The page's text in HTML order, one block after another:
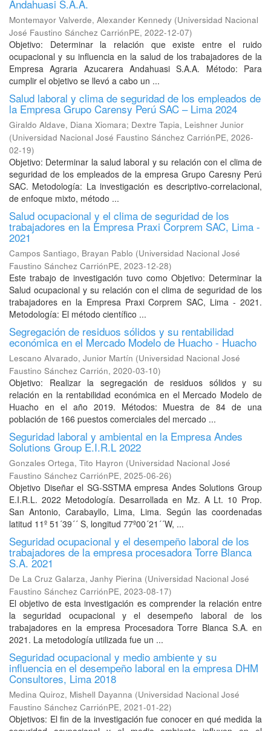
Andahuasi S.A.A.
Montemayor Valverde, Alexander Kennedy (Universidad Nacional
José Faustino Sánchez CarriónPE, 2022-12-07)
Objetivo: Determinar la relación que existe entre el ruido
ocupacional y su influencia en la salud de los trabajadores de la
Empresa Agraria Azucarera Andahuasi S.A.A. Método: Para
cumplir el objetivo se llevó a cabo un ...
Salud laboral y clima de seguridad de los empleados de
la Empresa Grupo Carensy Perú SAC – Lima 2024
Giraldo Aldave, Diana Xiomara; Dextre Tapia, Leishner Junior
(Universidad Nacional José Faustino Sánchez CarriónPE, 2026-
02-19)
Objetivo: Determinar la salud laboral y su relación con el clima de
seguridad de los empleados de la empresa Grupo Caresny Perú
SAC. Metodología: La investigación es descriptivo-correlacional,
de enfoque mixto, método ...
Salud ocupacional y el clima de seguridad de los
trabajadores en la Empresa Praxi Corprem SAC, Lima -
2021
Campos Santiago, Brayan Pablo (Universidad Nacional José
Faustino Sánchez CarriónPE, 2023-12-28)
Este trabajo de investigación tuvo como Objetivo: Determinar la
Salud ocupacional y su relación con el clima de seguridad de los
trabajadores en la Empresa Praxi Corprem SAC, Lima - 2021.
Metodología: El método científico ...
Segregación de residuos sólidos y su rentabilidad
económica en el Mercado Modelo de Huacho - Huacho
Lescano Alvarado, Junior Martín (Universidad Nacional José
Faustino Sánchez Carrión, 2020-03-10)
Objetivo: Realizar la segregación de residuos sólidos y su
relación en la rentabilidad económica en el Mercado Modelo de
Huacho en el año 2019. Métodos: Muestra de 84 de una
población de 166 puestos comerciales del mercado ...
Seguridad laboral y ambiental en la Empresa Andes
Solutions Group E.I.R.L 2022
Gonzales Ortega, Tito Hayron (Universidad Nacional José
Faustino Sánchez CarriónPE, 2025-06-26)
Objetivo Diseñar el SG-SSTMA empresa Andes Solutions Group
E.I.R.L. 2022 Metodología. Desarrollada en Mz. A Lt. 10 Prop.
San Antonio, Carabayllo, Lima, Lima. Según las coordenadas
latitud 11º 51´39´´ S, longitud 77º00´21´´W, ...
Seguridad ocupacional y el desempeño laboral de los
trabajadores de la empresa procesadora Torre Blanca
S.A. 2021
De La Cruz Galarza, Janhy Pierina (Universidad Nacional José
Faustino Sánchez CarriónPE, 2023-08-17)
El objetivo de esta investigación es comprender la relación entre
la seguridad ocupacional y el desempeño laboral de los
trabajadores en la empresa Procesadora Torre Blanca S.A. en
2021. La metodología utilizada fue un ...
Seguridad ocupacional y medio ambiente y su
influencia en el desempeño laboral en la empresa DHM
Consultores, Lima 2018
Medina Quiroz, Mishell Dayanna (Universidad Nacional José
Faustino Sánchez CarriónPE, 2021-01-22)
Objetivos: El fin de la investigación fue conocer en qué medida la